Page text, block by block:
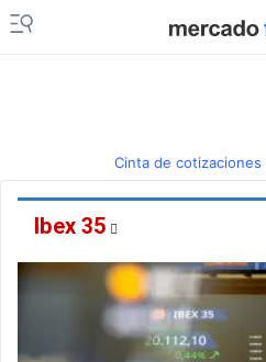
Cinta de cotizaciones
Ibex 35